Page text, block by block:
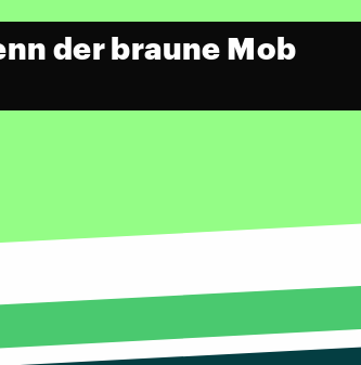
der braune Mob